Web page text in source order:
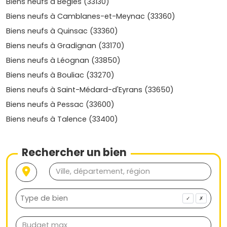
Sarcignan et secteurs sud
Secteur en évolution, offrant souvent les tarifs les plus
accessibles pour du neuf, tout en restant proche des
grands axes.
Prix moyen: environ3 900 à 4 600 €/m²
Public cible : primo-accédants à budget maîtrisé,
investisseurs cherchant un bon rapport
Le marché de l'immobilier neuf à
Le marché local présente des caractéristiques
intéressantes pour ton projet :
Fourchette globale: la plupart des programmes se
situent entre
l'emplacement, la qualité des prestations et la
présence d'un extérieur (balcon, terrasse, jardin).
Biens neufs à Camblanes-et-Meynac (33360)
Biens neufs à Quinsac (33360)
Biens neufs à Gradignan (33170)
Biens neufs à Léognan (33850)
Biens neufs à Bouliac (33270)
Biens neufs à Saint-Médard-d'Eyrans (33650)
Biens neufs à Pessac (33600)
Biens neufs à Talence (33400)
Rechercher un bien
✓ ✗